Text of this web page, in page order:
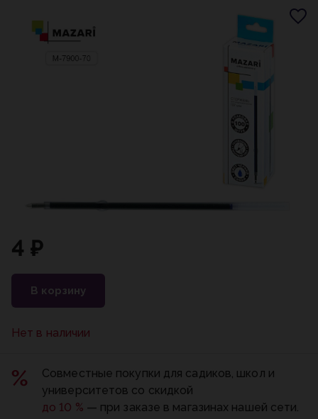
4 ₽
В корзину
Нет в наличии
Совместные покупки для садиков, школ и
университетов со скидкой
до 10 % — при заказе в магазинах нашей сети.